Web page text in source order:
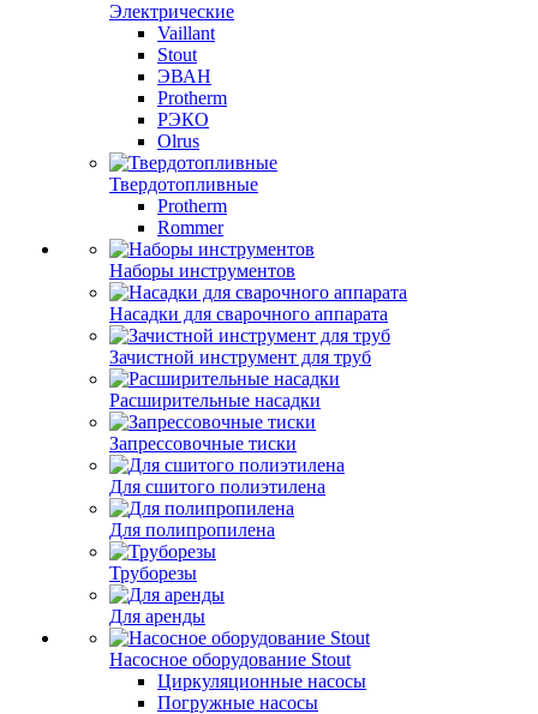
Электрические
Vaillant
Stout
ЭВАН
Protherm
РЭКО
Olrus
Твердотопливные
Protherm
Rommer
Наборы инструментов
Насадки для сварочного аппарата
Зачистной инструмент для труб
Расширительные насадки
Запрессовочные тиски
Для сшитого полиэтилена
Для полипропилена
Труборезы
Для аренды
Насосное оборудование Stout
Циркуляционные насосы
Погружные насосы